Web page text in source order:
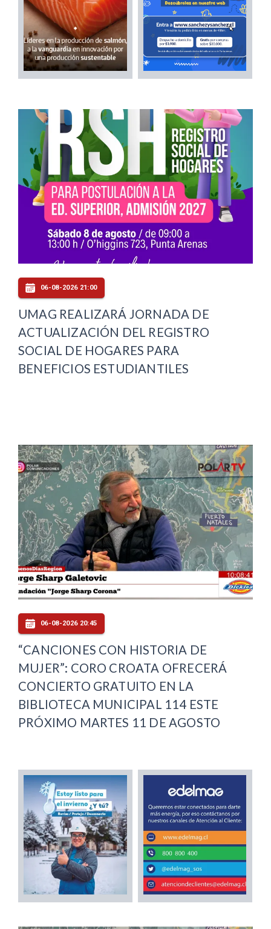
06-08-2026 21:00
UMAG REALIZARÁ JORNADA DE
ACTUALIZACIÓN DEL REGISTRO
SOCIAL DE HOGARES PARA
BENEFICIOS ESTUDIANTILES
06-08-2026 20:45
“CANCIONES CON HISTORIA DE
MUJER”: CORO CROATA OFRECERÁ
CONCIERTO GRATUITO EN LA
BIBLIOTECA MUNICIPAL 114 ESTE
PRÓXIMO MARTES 11 DE AGOSTO